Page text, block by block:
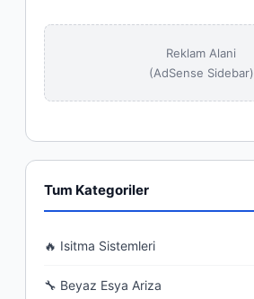
Reklam Alani
(AdSense Sidebar)
Tum Kategoriler
🔥 Isitma Sistemleri
🔧 Beyaz Esya Ariza